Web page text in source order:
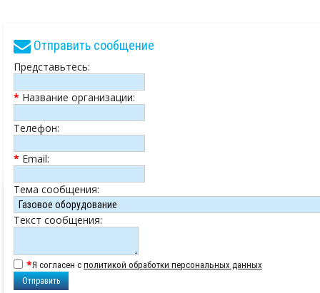
Отправить сообщение
Представьтесь:
* Название организации:
Телефон:
* Email:
Тема сообщения:
Текст сообщения:
*Я согласен с политикой обработки персональных данных
Отправить